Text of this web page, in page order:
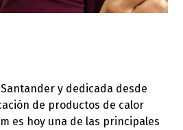
y dedicada desde
de productos de calor
es hoy una de las principales